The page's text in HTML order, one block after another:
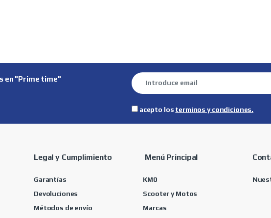
en "Prime time"
acepto los terminos y condiciones.
Legal y Cumplimiento
Garantías
Devoluciones
Métodos de envío
Menú Principal
KM0
Scooter y Motos
Marcas